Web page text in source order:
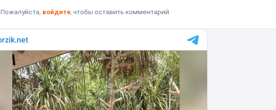
Пожалуйста, войдите, чтобы оставить комментарий